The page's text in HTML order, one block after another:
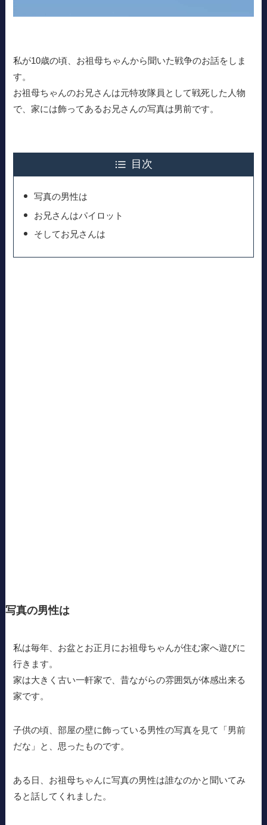
私が10歳の頃、お祖母ちゃんから聞いた戦争のお話をしま
す。
お祖母ちゃんのお兄さんは元特攻隊員として戦死した人物
で、家には飾ってあるお兄さんの写真は男前です。
目次
写真の男性は
お兄さんはパイロット
そしてお兄さんは
写真の男性は
私は毎年、お盆とお正月にお祖母ちゃんが住む家へ遊びに
行きます。
家は大きく古い一軒家で、昔ながらの雰囲気が体感出来る
家です。
子供の頃、部屋の壁に飾っている男性の写真を見て「男前
だな」と、思ったものです。
ある日、お祖母ちゃんに写真の男性は誰なのかと聞いてみ
ると話してくれました。